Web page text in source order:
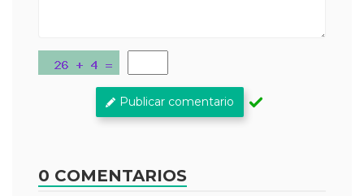
Publicar comentario
0 COMENTARIOS